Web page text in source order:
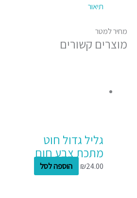
תיאור
מחיר למטר
מוצרים קשורים
גליל גדול חוט
מתכת צבע חום
₪24.00 הוספה לסל